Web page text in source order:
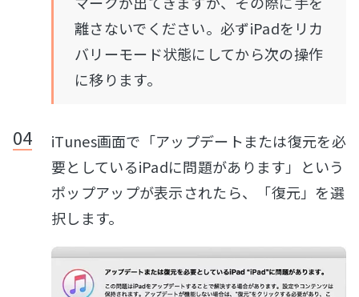
離さないでください。必ずiPadをリカ
バリーモード状態にしてから次の操作
に移ります。
iTunes画面で「アップデートまたは復元を必
要としているiPadに問題があります」という
ポップアップが表示されたら、「復元」を選
択します。